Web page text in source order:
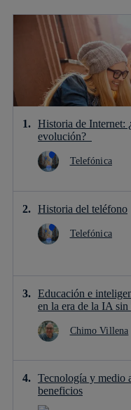
Historia de Internet:
evolución?
Telefónica
Historia del teléfono
Telefónica
Educación e
en la era de la IA sin
Chimo Villena
Tecnología y medio
beneficios